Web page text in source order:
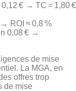
0,12 € → TC = 1,80 €
ROI ≈ 0,8 %
0,08 € →
de mise
La MGA, en
offres trop
de mise